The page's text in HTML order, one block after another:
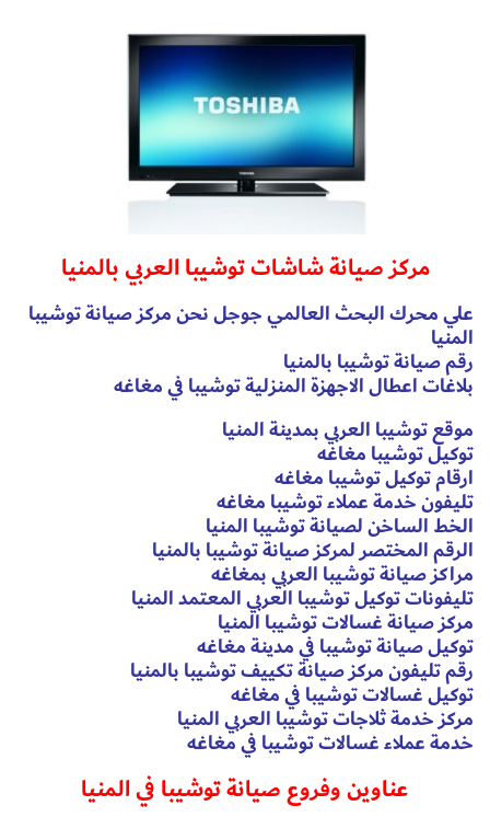
مركز صيانة شاشات توشيبا العربي بالمنيا
علي محرك البحث العالمي جوجل نحن مركز صيانة توشيبا
المنيا
رقم صيانة توشيبا بالمنيا
بلاغات اعطال الاجهزة المنزلية توشيبا في مغاغه
موقع توشيبا العربي بمدينة المنيا
توكيل توشيبا مغاغه
ارقام توكيل توشيبا مغاغه
تليفون خدمة عملاء توشيبا مغاغه
الخط الساخن لصيانة توشيبا المنيا
الرقم المختصر لمركز صيانة توشيبا بالمنيا
مراكز صيانة توشيبا العربي بمغاغه
تليفونات توكيل توشيبا العربي المعتمد المنيا
مركز صيانة غسالات توشيبا المنيا
توكيل صيانة توشيبا في مدينة مغاغه
رقم تليفون مركز صيانة تكييف توشيبا بالمنيا
توكيل غسالات توشيبا في مغاغه
مركز خدمة ثلاجات توشيبا العربي المنيا
خدمة عملاء غسالات توشيبا في مغاغه
عناوين وفروع صيانة توشيبا في المنيا